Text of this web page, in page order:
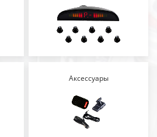
Аксессуары